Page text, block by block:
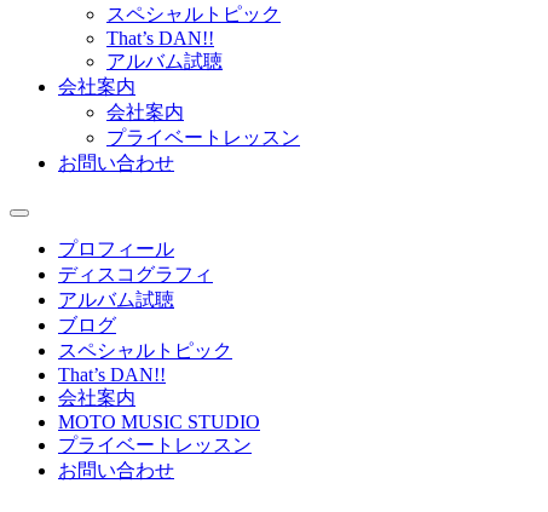
スペシャルトピック
That’s DAN!!
アルバム試聴
会社案内
会社案内
プライベートレッスン
お問い合わせ
プロフィール
ディスコグラフィ
アルバム試聴
ブログ
スペシャルトピック
That’s DAN!!
会社案内
MOTO MUSIC STUDIO
プライベートレッスン
お問い合わせ